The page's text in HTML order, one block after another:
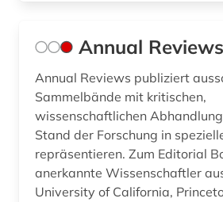
naturwissenschaften (26)
naturwissenschaftler (1)
natürliche zahl (1)
neurowissenschaften (2)
Annual Reviews
Annual Reviews publiziert
Sammelbände mit kritischen,
wissenschaftlichen
Stand der Forschung in
repräsentieren. Zum Editorial
anerkannte Wissenschaftler
University of California,